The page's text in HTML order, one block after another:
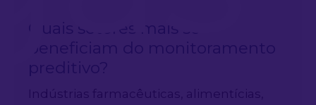
Quais setores mais se
beneficiam do monitoramento
preditivo?
Indústrias farmacêuticas, alimentícias,